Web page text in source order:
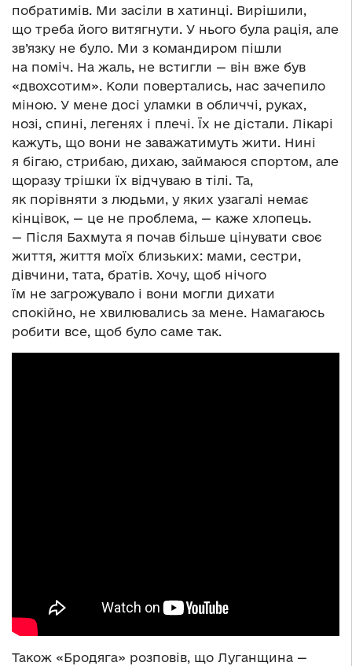
побратимів. Ми засіли в хатинці. Вирішили,
що треба його витягнути. У нього була рація, але
зв’язку не було. Ми з командиром пішли
на поміч. На жаль, не встигли — він вже був
«двохсотим». Коли повертались, нас зачепило
міною. У мене досі уламки в обличчі, руках,
нозі, спині, легенях і плечі. Їх не дістали. Лікарі
кажуть, що вони не заважатимуть жити. Нині
я бігаю, стрибаю, дихаю, займаюся спортом, але
щоразу трішки їх відчуваю в тілі. Та,
як порівняти з людьми, у яких узагалі немає
кінцівок, — це не проблема, — каже хлопець.
— Після Бахмута я почав більше цінувати своє
життя, життя моїх близьких: мами, сестри,
дівчини, тата, братів. Хочу, щоб нічого
їм не загрожувало і вони могли дихати
спокійно, не хвилювались за мене. Намагаюсь
робити все, щоб було саме так.
Також «Бродяга» розповів, що Луганщина —